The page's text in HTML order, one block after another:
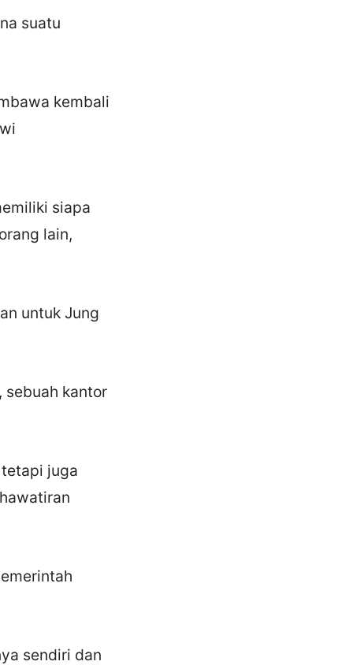
suatu
kembali
siapa
lain,
untuk Jung
sebuah kantor
juga
sendiri dan